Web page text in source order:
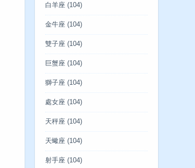
白羊座 (104)
金牛座 (104)
雙子座 (104)
巨蟹座 (104)
獅子座 (104)
處女座 (104)
天秤座 (104)
天蠍座 (104)
射手座 (104)